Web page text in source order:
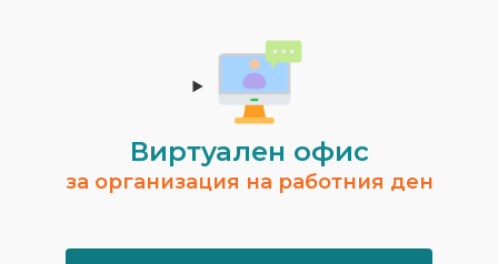
Виртуален офис
за организация на работния ден